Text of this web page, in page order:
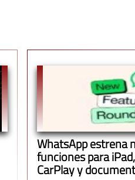
WhatsApp estrena
funciones para
CarPlay y